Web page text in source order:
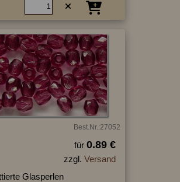
Best.Nr.:27052
für 0.89 €
zzgl. Versand
Glasperlen